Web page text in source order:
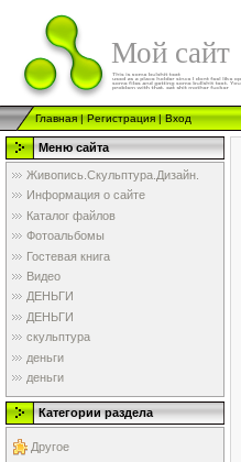
Мой сайт
Главная|Регистрация|Вход
Меню сайта
Живопись.Скульптура.Дизайн.
Информация о сайте
Каталог файлов
Фотоальбомы
Гостевая книга
Видео
ДЕНЬГИ
ДЕНЬГИ
скульптура
деньги
деньги
Категории раздела
Другое